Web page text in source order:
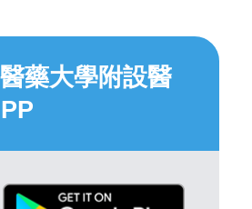
藥大學附設醫